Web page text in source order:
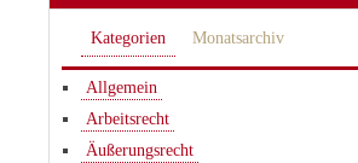
Kategorien Monatsarchiv
Allgemein
Arbeitsrecht
Äußerungsrecht